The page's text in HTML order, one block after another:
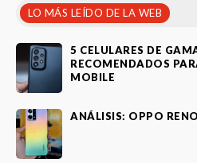
LO MÁS LEÍDO DE LA WEB
5 CELULARES DE
RECOMENDADOS
MOBILE
ANÁLISIS: OPPO